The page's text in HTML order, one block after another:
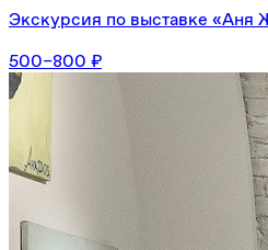
Экскурсия по выставке «Аня
500–800 ₽